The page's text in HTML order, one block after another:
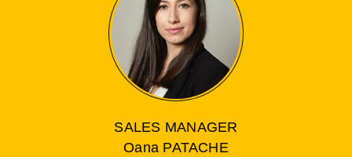
SALES MANAGER
Oana PATACHE